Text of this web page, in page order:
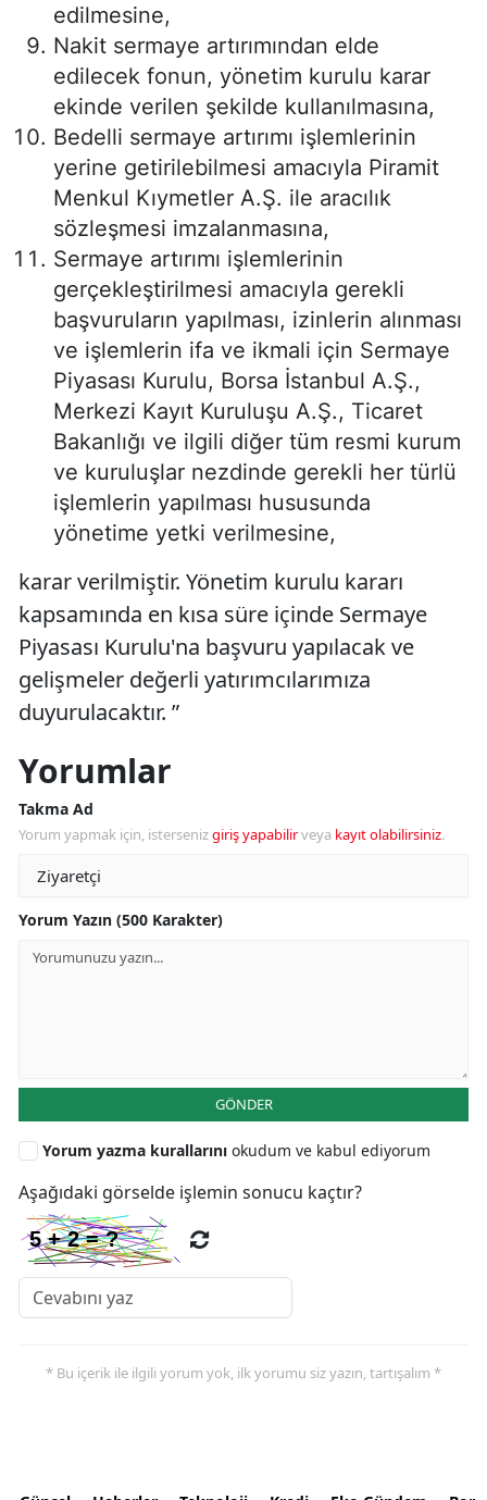
edilmesine,
Nakit sermaye artırımından elde
edilecek fonun, yönetim kurulu karar
ekinde verilen şekilde kullanılmasına,
Bedelli sermaye artırımı işlemlerinin
yerine getirilebilmesi amacıyla Piramit
Menkul Kıymetler A.Ş. ile aracılık
sözleşmesi imzalanmasına,
Sermaye artırımı işlemlerinin
gerçekleştirilmesi amacıyla gerekli
başvuruların yapılması, izinlerin alınması
ve işlemlerin ifa ve ikmali için Sermaye
Piyasası Kurulu, Borsa İstanbul A.Ş.,
Merkezi Kayıt Kuruluşu A.Ş., Ticaret
Bakanlığı ve ilgili diğer tüm resmi kurum
ve kuruluşlar nezdinde gerekli her türlü
işlemlerin yapılması hususunda
yönetime yetki verilmesine,
karar verilmiştir. Yönetim kurulu kararı
kapsamında en kısa süre içinde Sermaye
Piyasası Kurulu'na başvuru yapılacak ve
gelişmeler değerli yatırımcılarımıza
duyurulacaktır. ”
Yorumlar
Takma Ad
Yorum yapmak için, istersenizgiriş yapabilirveya kayıt olabilirsiniz.
Yorum Yazın (500 Karakter)
GÖNDER
Yorum yazma kurallarını okudum ve kabul ediyorum
Aşağıdaki görselde işlemin sonucu kaçtır?
* Bu içerik ile ilgili yorum yok, ilk yorumu siz yazın, tartışalım *